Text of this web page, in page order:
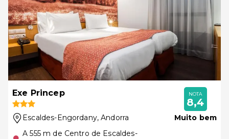
Exe Princep
Escaldes-Engordany, Andorra
A 555 m de Centro de Escaldes-
NOTA
8,4
Muito bem